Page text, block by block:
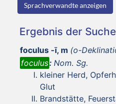
Sprachverwandte anzeigen
Ergebnis der
foculus -ī, m (o-
foculus: Nom. Sg.
kleiner Herd,
Glut
Brandstätte,